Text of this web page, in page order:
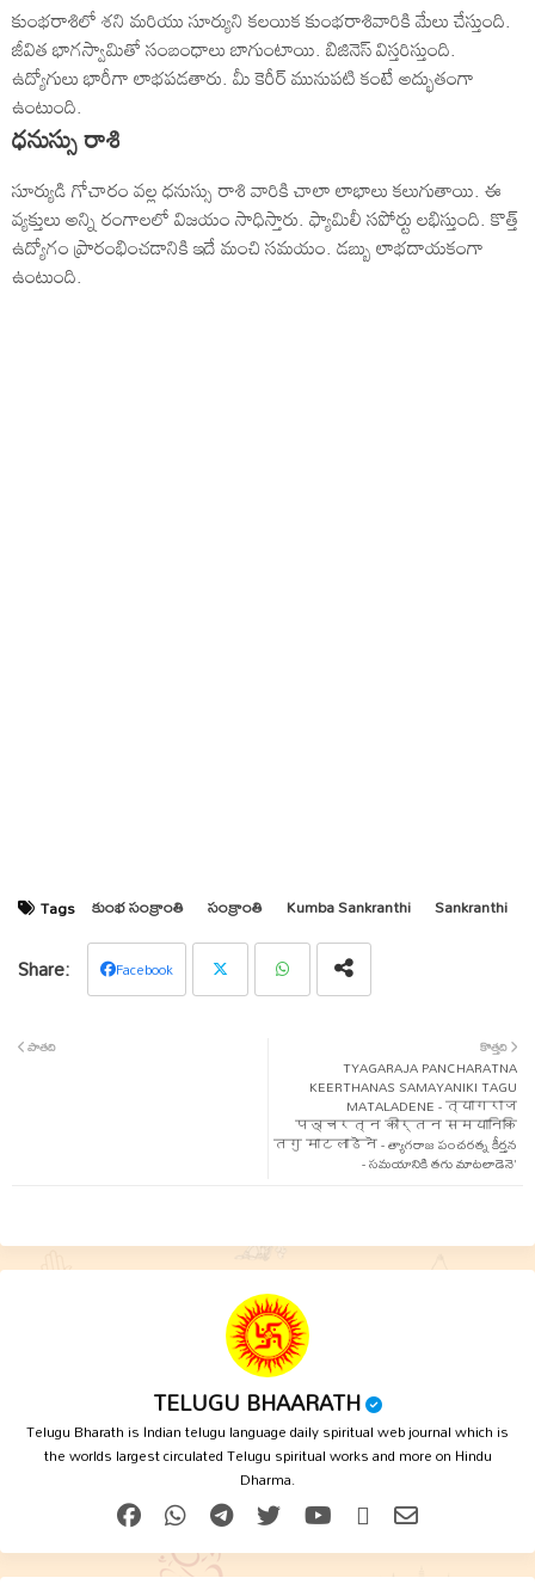
కుంభరాశిలో శని మరియు సూర్యుని కలయిక కుంభరాశివారికి మేలు చేస్తుంది.
జీవిత భాగస్వామితో సంబంధాలు బాగుంటాయి. బిజినెస్ విస్తరిస్తుంది.
ఉద్యోగులు భారీగా లాభపడతారు. మీ కెరీర్ మునుపటి కంటే అద్భుతంగా
ఉంటుంది.
ధనుస్సు రాశి
సూర్యుడి గోచారం వల్ల ధనుస్సు రాశి వారికి చాలా లాభాలు కలుగుతాయి. ఈ
వ్యక్తులు అన్ని రంగాలలో విజయం సాధిస్తారు. ఫ్యామిలీ సపోర్టు లభిస్తుంది. కొత్త్
ఉద్యోగం ప్రారంభించడానికి ఇదే మంచి సమయం. డబ్బు లాభదాయకంగా
ఉంటుంది.
Tags కుంభ సంక్రాంతి సంక్రాంతి Kumba Sankranthi Sankranthi
Facebook
కొత్తది
TYAGARAJA PANCHARATNA
KEERTHANAS SAMAYANIKI TAGU
MATALADENE - त्यागराज
पञ्चरत्न कीर्तन समयानिकि
तगु माटलाडॆनॆ - త్యాగరాజ పంచరత్న కీర్తన
- సమయానికి తగు మాటలాడెనె'
పాతది
TELUGU BHAARATH
Telugu Bharath is Indian telugu language daily spiritual web journal which is
the worlds largest circulated Telugu spiritual works and more on Hindu
Dharma.